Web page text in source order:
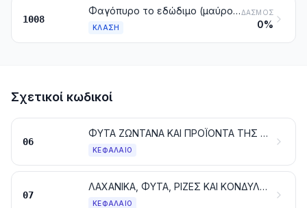
1008
Φαγόπυρο το εδώδιμο (μαύρο σιτάρι), κεχρί και κεχρί το μακρό. Άλλα δημητριακά
ΚΛΆΣΗ
ΔΑΣΜΌΣ
0%
Σχετικοί κωδικοί
06
ΦΥΤΑ ΖΩΝΤΑΝΑ ΚΑΙ ΠΡΟΪΟΝΤΑ ΤΗΣ ΑΝΘΟΚΟΜΙΑΣ· ΒΟΛΒΟΙ, ΡΙΖΕΣ ΚΑΙ ΠΑΡΟΜΟΙΑ ΕΙΔΗ· ΑΝΘΗ ΚΑΙ ΔΙΑΚΟΣΜΗΤΙΚΑ ΦΥΛΛΩΜΑΤΑ
ΚΕΦΆΛΑΙΟ
07
ΛΑΧΑΝΙΚΑ, ΦΥΤΑ, ΡΙΖΕΣ ΚΑΙ ΚΟΝΔΥΛΟΙ, ΒΡΩΣΙΜΑ
ΚΕΦΆΛΑΙΟ